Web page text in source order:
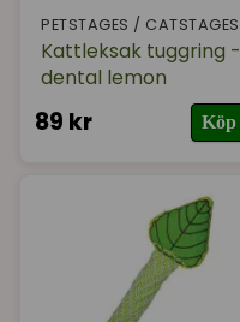
PETSTAGES / CATSTAGES
Kattleksak tuggring -
dental lemon
89 kr Köp